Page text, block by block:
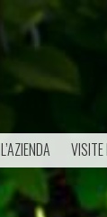
L’AZIENDA VISITE